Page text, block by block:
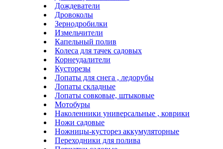
Дождеватели
Дровоколы
Зернодробилки
Измельчители
Капельный полив
Колеса для тачек садовых
Корнеудалители
Кусторезы
Лопаты для снега , ледорубы
Лопаты складные
Лопаты совковые, штыковые
Мотобуры
Наколенники универсальные , коврики
Ножи садовые
Ножницы-кусторез аккумуляторные
Переходники для полива